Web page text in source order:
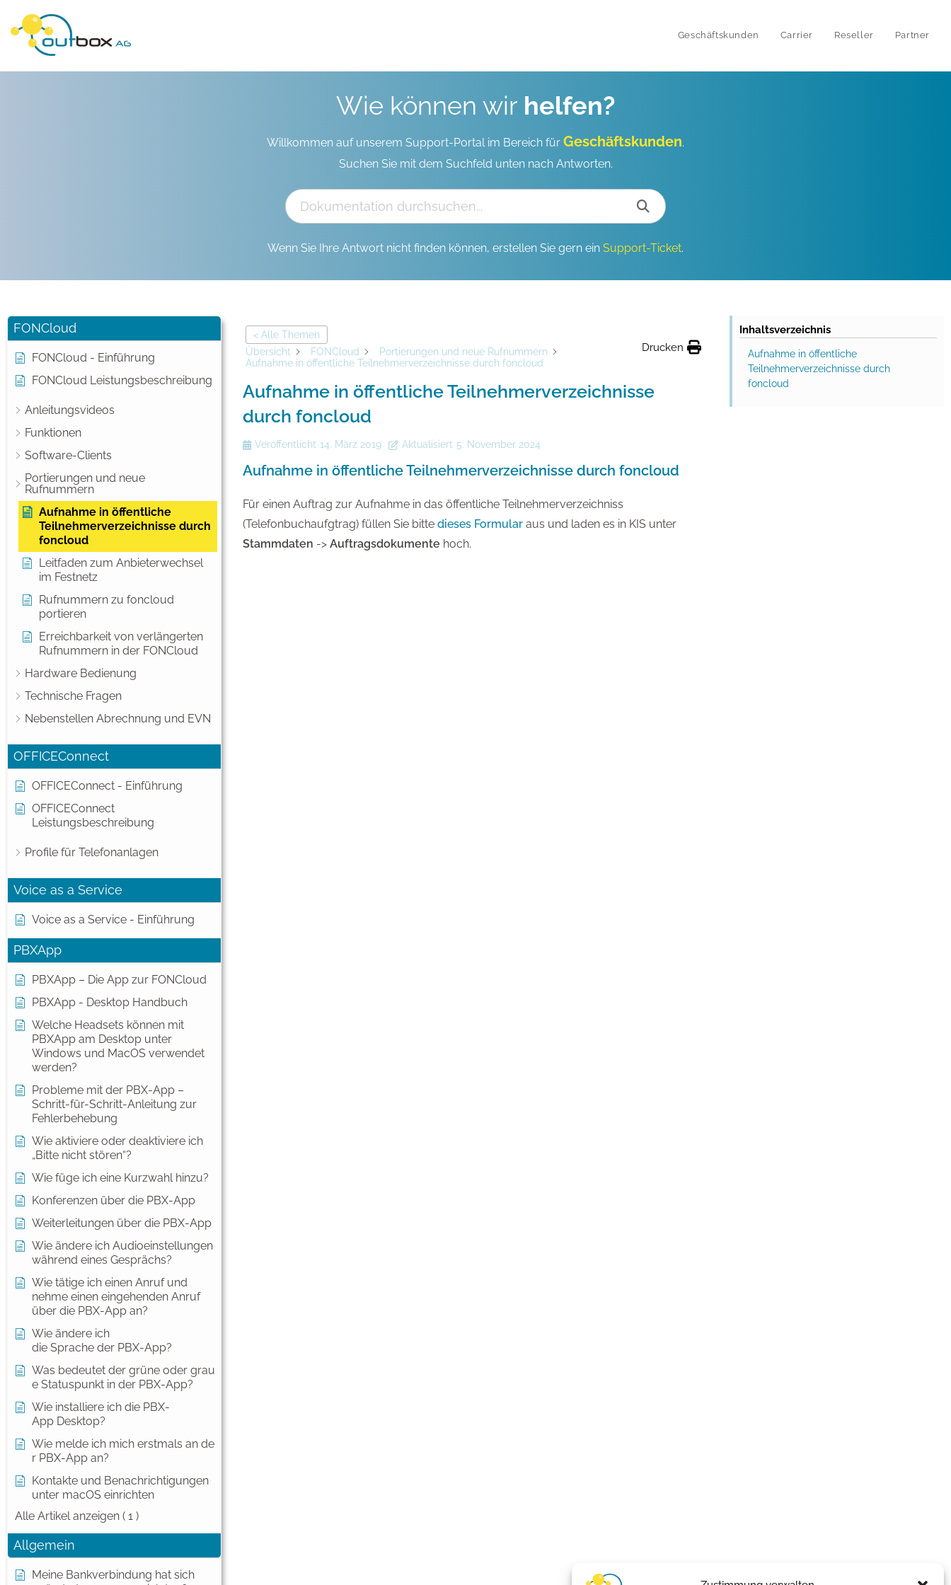
Geschäftskunden Carrier Reseller Partner
Wie können wir helfen?
Willkommen auf unserem Support-Portal im Bereich für Geschäftskunden.
Suchen Sie mit dem Suchfeld unten nach Antworten.
Wenn Sie Ihre Antwort nicht finden können, erstellen Sie gern ein Support-Ticket.
FONCloud
FONCloud - Einführung
FONCloud Leistungsbeschreibung
Anleitungsvideos
Funktionen
Software-Clients
Portierungen und neue
Rufnummern
Aufnahme in öffentliche
Teilnehmerverzeichnisse durch
foncloud
Leitfaden zum Anbieterwechsel
im Festnetz
Rufnummern zu foncloud
portieren
Erreichbarkeit von verlängerten
Rufnummern in der FONCloud
Hardware Bedienung
Technische Fragen
Nebenstellen Abrechnung und EVN
OFFICEConnect
OFFICEConnect - Einführung
OFFICEConnect
Leistungsbeschreibung
Profile für Telefonanlagen
Voice as a Service
Voice as a Service - Einführung
PBXApp
PBXApp – Die App zur FONCloud
PBXApp - Desktop Handbuch
Welche Headsets können mit
PBXApp am Desktop unter
Windows und MacOS verwendet
werden?
Probleme mit der PBX-App –
Schritt-für-Schritt-Anleitung zur
Fehlerbehebung
Wie aktiviere oder deaktiviere ich
„Bitte nicht stören“?
Wie füge ich eine Kurzwahl hinzu?
Konferenzen über die PBX-App
Weiterleitungen über die PBX-App
Wie ändere ich Audioeinstellungen
während eines Gesprächs?
Wie tätige ich einen Anruf und
nehme einen eingehenden Anruf
über die PBX-App an?
Wie ändere ich
die Sprache der PBX-App?
Was bedeutet der grüne oder grau
e Statuspunkt in der PBX-App?
Wie installiere ich die PBX-
App Desktop?
Wie melde ich mich erstmals an de
r PBX-App an?
Kontakte und Benachrichtigungen
unter macOS einrichten
Alle Artikel anzeigen ( 1 )
Allgemein
Meine Bankverbindung hat sich
< Alle Themen
Übersicht
FONCloud
Portierungen und neue Rufnummern
Aufnahme in öffentliche Teilnehmerverzeichnisse durch foncloud
Drucken
Aufnahme in öffentliche Teilnehmerverzeichnisse
durch foncloud
Veröffentlicht 14. März 2019 Aktualisiert 5. November 2024
Aufnahme in öffentliche Teilnehmerverzeichnisse durch foncloud
Für einen Auftrag zur Aufnahme in das öffentliche Teilnehmerverzeichniss
(Telefonbuchaufgtrag) füllen Sie bitte dieses Formularaus und laden es in KIS unter
Stammdaten ->Auftragsdokumente hoch.
Inhaltsverzeichnis
Aufnahme in öffentliche
Teilnehmerverzeichnisse durch
foncloud